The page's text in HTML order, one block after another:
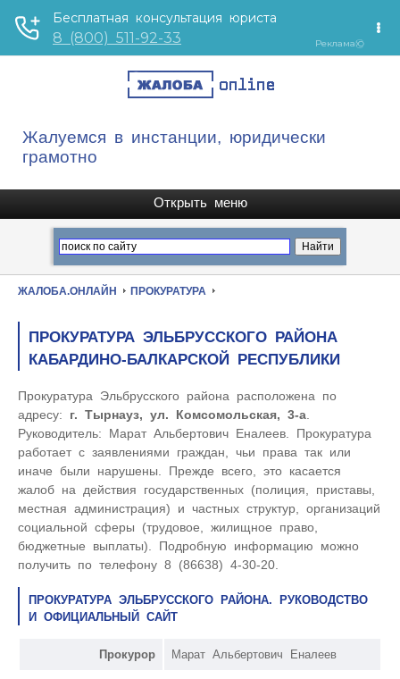
Жалуемся в инстанции, юридически
грамотно
ЖАЛОБА.ОНЛАЙН ПРОКУРАТУРА
ПРОКУРАТУРА ЭЛЬБРУССКОГО РАЙОНА
КАБАРДИНО-БАЛКАРСКОЙ РЕСПУБЛИКИ
Прокуратура Эльбрусского района расположена по
адресу: г. Тырнауз, ул. Комсомольская, 3-а
Руководитель: Марат Альбертович Еналеев. Прокуратура
работает с заявлениями граждан, чьи права так или
иначе были нарушены. Прежде всего, это касается
жалоб на действия государственных (полиция, приставы,
местная администрация) и частных структур, организаций
социальной сферы (трудовое, жилищное право,
бюджетные выплаты). Подробную информацию можно
получить по телефону 8 (86638) 4-30-20.
ПРОКУРАТУРА ЭЛЬБРУССКОГО РАЙОНА. РУКОВОДСТВО
И ОФИЦИАЛЬНЫЙ САЙТ
Прокурор Марат Альбертович Еналеев